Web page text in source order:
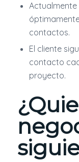
Actualmente
contactos.
El cliente
contacto
proyecto.